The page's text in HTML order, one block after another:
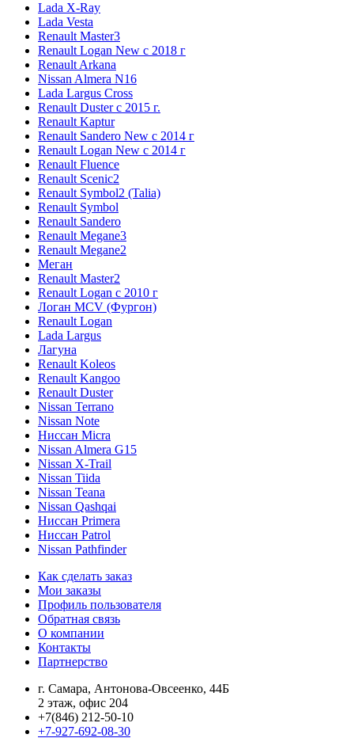
Lada X-Ray
Lada Vesta
Renault Master3
Renault Logan New с 2018 г
Renault Arkana
Nissan Almera N16
Lada Largus Cross
Renault Duster с 2015 г.
Renault Kaptur
Renault Sandero New с 2014 г
Renault Logan New с 2014 г
Renault Fluence
Renault Scenic2
Renault Symbol2 (Talia)
Renault Symbol
Renault Sandero
Renault Megane3
Renault Megane2
Меган
Renault Master2
Renault Logan c 2010 г
Логан МСV (Фургон)
Renault Logan
Lada Largus
Лагуна
Renault Koleos
Renault Kangoo
Renault Duster
Nissan Terrano
Nissan Note
Ниссан Micra
Nissan Almera G15
Nissan X-Trail
Nissan Tiida
Nissan Teana
Nissan Qashqai
Ниссан Primera
Ниссан Patrol
Nissan Pathfinder
Как сделать заказ
Мои заказы
Профиль пользователя
Обратная связь
О компании
Контакты
Партнерство
г. Самара, Антонова-Овсеенко, 44Б
2 этаж, офис 204
+7(846) 212-50-10
+7-927-692-08-30